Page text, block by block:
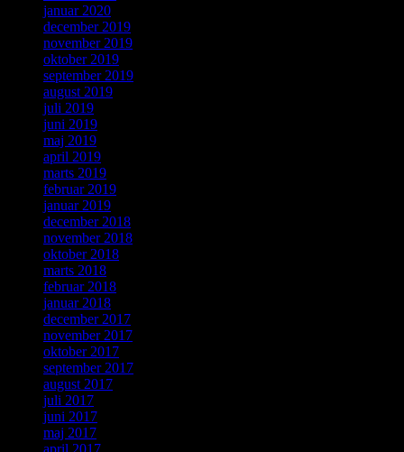
januar 2020
december 2019
november 2019
oktober 2019
september 2019
august 2019
juli 2019
juni 2019
maj 2019
april 2019
marts 2019
februar 2019
januar 2019
december 2018
november 2018
oktober 2018
marts 2018
februar 2018
januar 2018
december 2017
november 2017
oktober 2017
september 2017
august 2017
juli 2017
juni 2017
maj 2017
april 2017